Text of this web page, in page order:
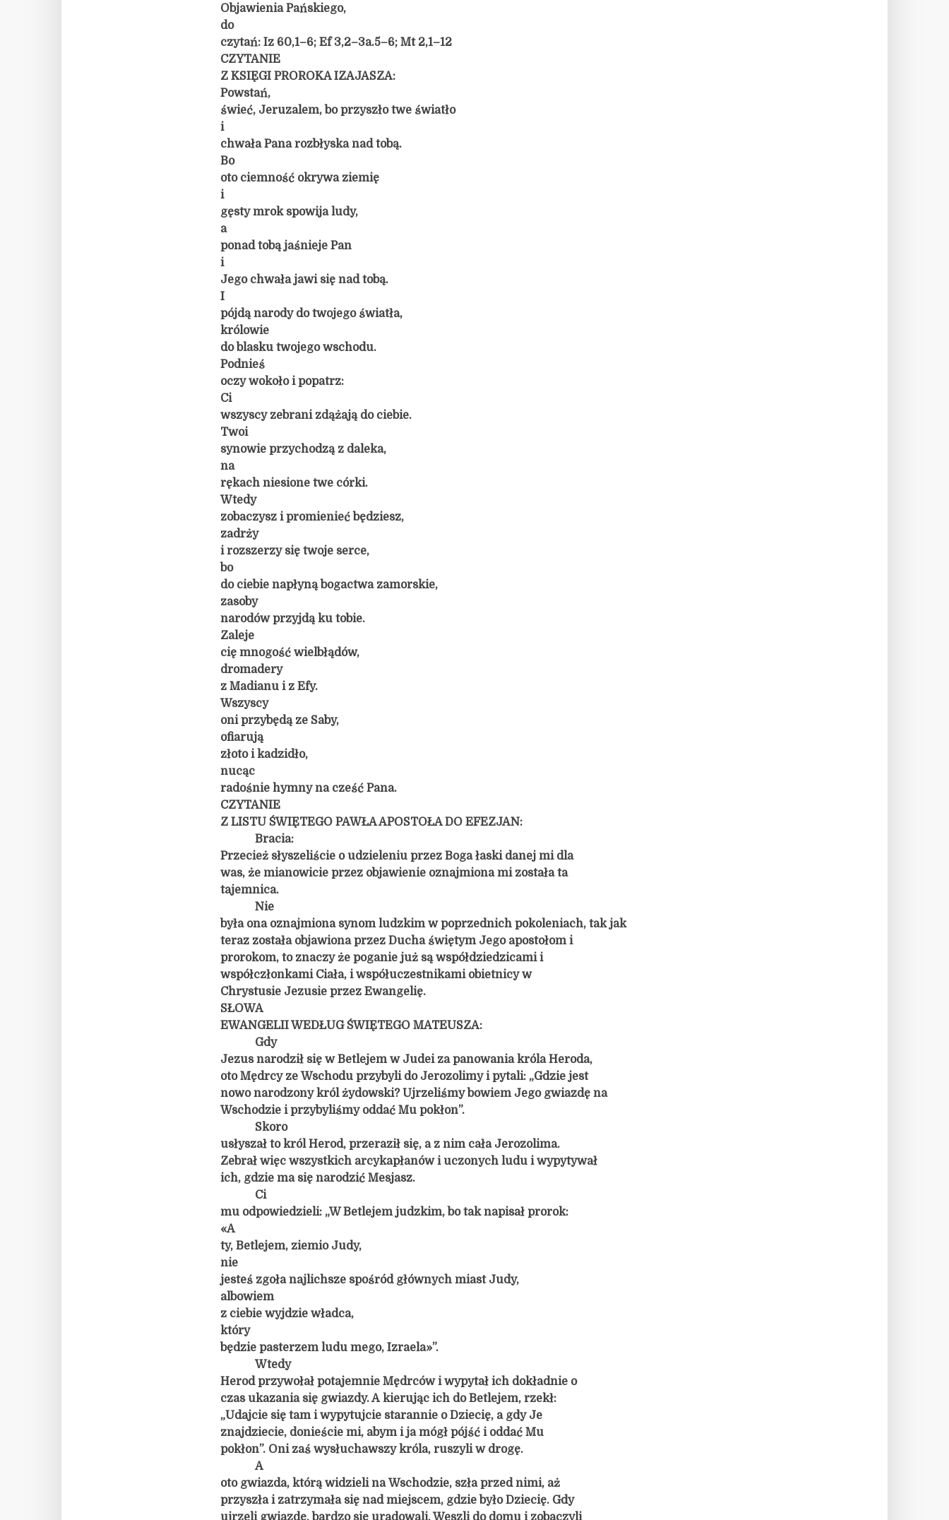
Objawienia Pańskiego,
do
czytań: Iz 60,1–6; Ef 3,2–3a.5–6; Mt 2,1–12
CZYTANIE
Z KSIĘGI PROROKA IZAJASZA:
Powstań,
świeć, Jeruzalem, bo przyszło twe światło
i
chwała Pana rozbłyska nad tobą.
Bo
oto ciemność okrywa ziemię
i
gęsty mrok spowija ludy,
a
ponad tobą jaśnieje Pan
i
Jego chwała jawi się nad tobą.
I
pójdą narody do twojego światła,
królowie
do blasku twojego wschodu.
Podnieś
oczy wokoło i popatrz:
Ci
wszyscy zebrani zdążają do ciebie.
Twoi
synowie przychodzą z daleka,
na
rękach niesione twe córki.
Wtedy
zobaczysz i promienieć będziesz,
zadrży
i rozszerzy się twoje serce,
bo
do ciebie napłyną bogactwa zamorskie,
zasoby
narodów przyjdą ku tobie.
Zaleje
cię mnogość wielbłądów,
dromadery
z Madianu i z Efy.
Wszyscy
oni przybędą ze Saby,
ofiarują
złoto i kadzidło,
nucąc
radośnie hymny na cześć Pana.
CZYTANIE
Z LISTU ŚWIĘTEGO PAWŁA APOSTOŁA DO EFEZJAN:
Bracia:
Przecież słyszeliście o udzieleniu przez Boga łaski danej mi dla
was, że mianowicie przez objawienie oznajmiona mi została ta
tajemnica.
Nie
była ona oznajmiona synom ludzkim w poprzednich pokoleniach, tak jak
teraz została objawiona przez Ducha świętym Jego apostołom i
prorokom, to znaczy że poganie już są współdziedzicami i
współczłonkami Ciała, i współuczestnikami obietnicy w
Chrystusie Jezusie przez Ewangelię.
SŁOWA
EWANGELII WEDŁUG ŚWIĘTEGO MATEUSZA:
Gdy
Jezus narodził się w Betlejem w Judei za panowania króla Heroda,
oto Mędrcy ze Wschodu przybyli do Jerozolimy i pytali: „Gdzie jest
nowo narodzony król żydowski? Ujrzeliśmy bowiem Jego gwiazdę na
Wschodzie i przybyliśmy oddać Mu pokłon”.
Skoro
usłyszał to król Herod, przeraził się, a z nim cała Jerozolima.
Zebrał więc wszystkich arcykapłanów i uczonych ludu i wypytywał
ich, gdzie ma się narodzić Mesjasz.
Ci
mu odpowiedzieli: „W Betlejem judzkim, bo tak napisał prorok:
«A
ty, Betlejem, ziemio Judy,
nie
jesteś zgoła najlichsze spośród głównych miast Judy,
albowiem
z ciebie wyjdzie władca,
który
będzie pasterzem ludu mego, Izraela»”.
Wtedy
Herod przywołał potajemnie Mędrców i wypytał ich dokładnie o
czas ukazania się gwiazdy. A kierując ich do Betlejem, rzekł:
„Udajcie się tam i wypytujcie starannie o Dziecię, a gdy Je
znajdziecie, donieście mi, abym i ja mógł pójść i oddać Mu
pokłon”. Oni zaś wysłuchawszy króla, ruszyli w drogę.
A
oto gwiazda, którą widzieli na Wschodzie, szła przed nimi, aż
przyszła i zatrzymała się nad miejscem, gdzie było Dziecię. Gdy
ujrzeli gwiazdę, bardzo się uradowali. Weszli do domu i zobaczyli